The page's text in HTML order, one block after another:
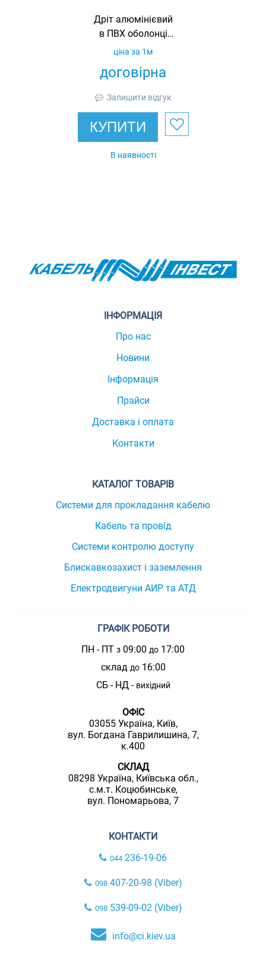
Дріт алюмінієвий
в ПВХ оболонці
D8/11 W02/11
договірна
ціна за 1м
Залишити відгук
КУПИТИ
В наявності
ІНФОРМАЦІЯ
Про нас
Новини
Інформація
Прайси
Доставка і оплата
Контакти
КАТАЛОГ ТОВАРІВ
Системи для прокладання кабелю
Кабель та провід
Системи контролю доступу
Блискавкозахист і заземлення
Електродвигуни АИР та АТД
ГРАФІК РОБОТИ
ПН - ПТ з 09:00 до 17:00
склад до16:00
СБ - НД - вихідний
ОФІС
03055 Україна, Київ,
вул. Богдана Гаврилишина, 7,
к.400
СКЛАД
08298 Україна, Київська обл.,
с.м.т. Коцюбинське,
вул. Пономарьова, 7
КОНТАКТИ
044 236-19-06
098407-20-98 (Viber)
098539-09-02 (Viber)
info@ci.kiev.ua